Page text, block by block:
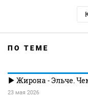
ПО ТЕМЕ
Жирона - Эльче.
23 мая 2026